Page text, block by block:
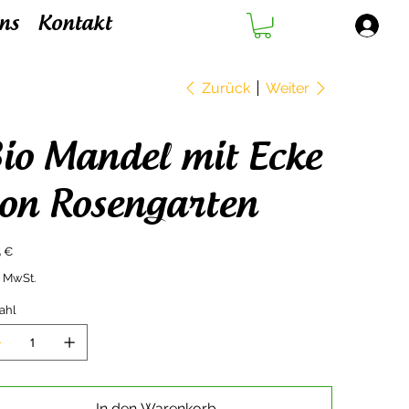
Kontakt
Zurück Weiter
Mandel mit Ecke
Rosengarten
€
MwSt.